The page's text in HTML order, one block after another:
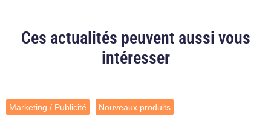
Ces actualités peuvent aussi vous
intéresser
Marketing / Publicité Nouveaux produits